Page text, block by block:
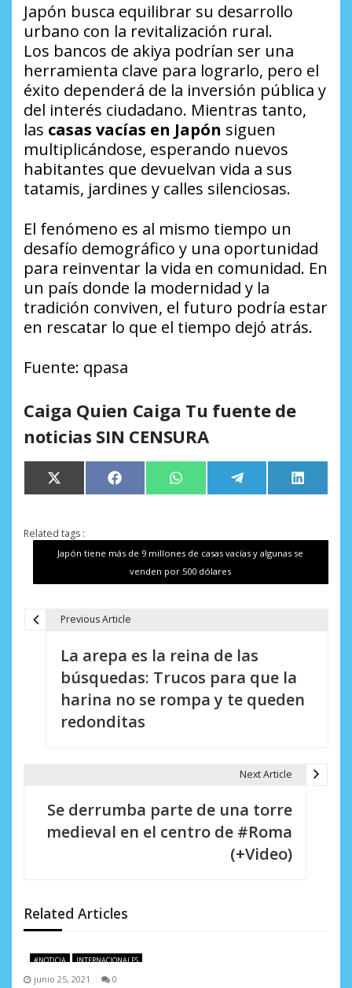
Japón busca equilibrar su desarrollo
urbano con la revitalización rural.
Los bancos de akiya podrían ser una
herramienta clave para lograrlo, pero el
éxito dependerá de la inversión pública y
del interés ciudadano. Mientras tanto,
las casas vacías en Japón siguen
multiplicándose, esperando nuevos
habitantes que devuelvan vida a sus
tatamis, jardines y calles silenciosas.
El fenómeno es al mismo tiempo un
desafío demográfico y una oportunidad
para reinventar la vida en comunidad. En
un país donde la modernidad y la
tradición conviven, el futuro podría estar
en rescatar lo que el tiempo dejó atrás.
Fuente: qpasa
Caiga Quien Caiga Tu fuente de
noticias SIN CENSURA
Compartir
en
X
(Twitter)
Compartir
en
Facebook Compartir
en
WhatsApp Compartir
en
Telegram
en
LinkedIn
Related tags :
Japón tiene más de 9 millones de casas vacías y algunas se
venden por 500 dólares
d
e
Previous Article
La arepa es la reina de las
búsquedas: Trucos para que la
harina no se rompa y te queden
redonditas
Next Article
Se derrumba parte de una torre
medieval en el centro de #Roma
(+Video)
Related Articles
#NOTICIA INTERNACIONALES
junio 25, 2021 0